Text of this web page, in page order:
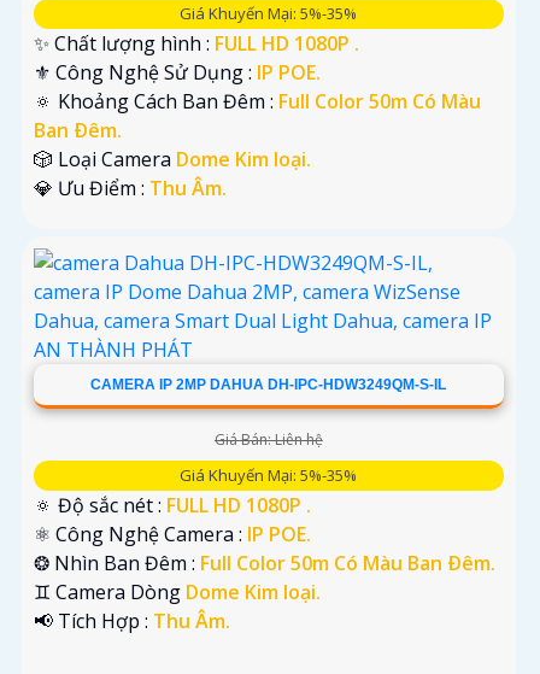
Giá Khuyến Mại: 5%-35%
✨ Chất lượng hình : FULL HD 1080P .
⚜️ Công Nghệ Sử Dụng : IP POE.
🔅 Khoảng Cách Ban Đêm : Full Color 50m Có Màu
Ban Ðêm.
🎲 Loại Camera Dome Kim loại.
️💎 Ưu Điểm : Thu Âm.
CAMERA IP 2MP DAHUA DH-IPC-HDW3249QM-S-IL
Giá Bán: Liên hệ
Giá Khuyến Mại: 5%-35%
🔅 Độ sắc nét : FULL HD 1080P .
⚛️ Công Nghệ Camera : IP POE.
❂ Nhìn Ban Đêm : Full Color 50m Có Màu Ban Ðêm.
♊ Camera Dòng Dome Kim loại.
️📢 Tích Hợp : Thu Âm.